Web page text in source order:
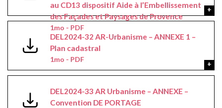
au CD13 dispositif Aide à l’Embellissement
des Façades et Paysages de Provence
1mo - PDF
DEL2024-32 AR-Urbanisme – ANNEXE 1 –
Plan cadastral
1mo - PDF
DEL2024-33 AR Urbanisme – ANNEXE –
Convention DE PORTAGE